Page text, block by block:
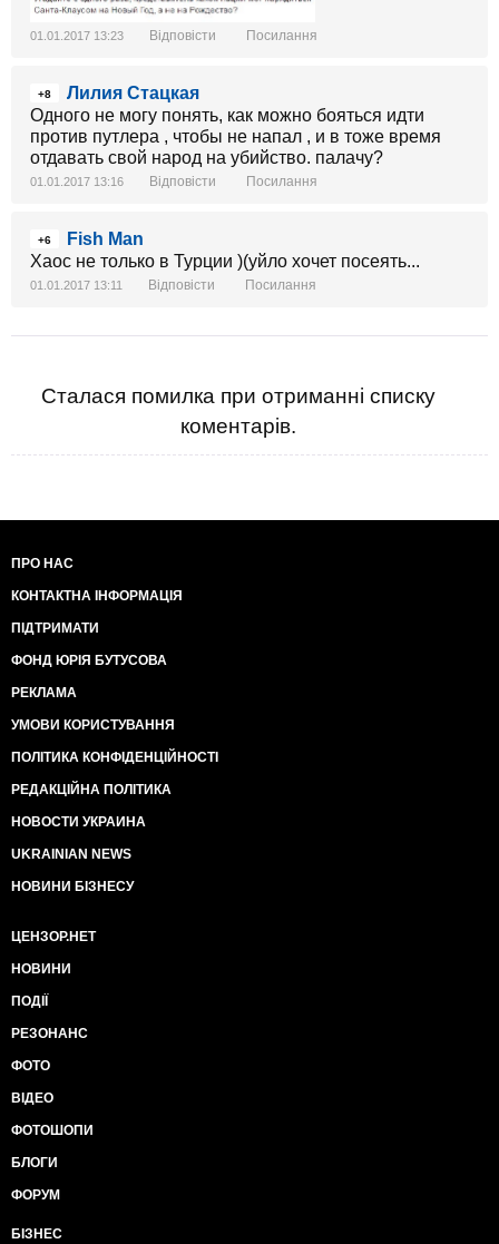
01.01.2017 13:23 Відповісти Посилання
+8
Лилия Стацкая
Одного не могу понять, как можно бояться идти
против путлера , чтобы не напал , и в тоже время
отдавать свой народ на убийство. палачу?
01.01.2017 13:16 Відповісти Посилання
+6
Fish Man
Хаос не только в Турции )(уйло хочет посеять...
01.01.2017 13:11 Відповісти Посилання
Сталася помилка при отриманні списку
коментарів.
ПРО НАС
КОНТАКТНА ІНФОРМАЦІЯ
ПІДТРИМАТИ
ФОНД ЮРІЯ БУТУСОВА
РЕКЛАМА
УМОВИ КОРИСТУВАННЯ
ПОЛІТИКА КОНФІДЕНЦІЙНОСТІ
РЕДАКЦІЙНА ПОЛІТИКА
НОВОСТИ УКРАИНА
UKRAINIAN NEWS
НОВИНИ БІЗНЕСУ
ЦЕНЗОР.НЕТ
НОВИНИ
ПОДІЇ
РЕЗОНАНС
ФОТО
ВІДЕО
ФОТОШОПИ
БЛОГИ
ФОРУМ
БІЗНЕС